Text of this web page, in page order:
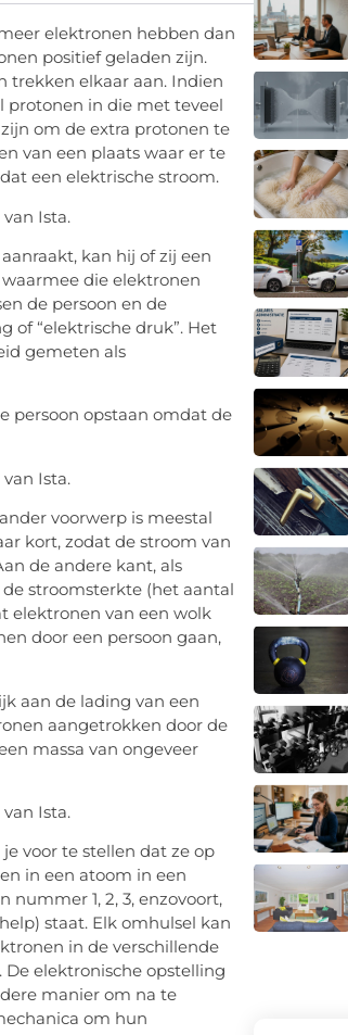
elektronen hebben dan
positief geladen zijn.
trekken elkaar aan. Indien
protonen in die met teveel
om de extra protonen te
van een plaats waar er te
een elektrische stroom.
Ista.
kan hij of zij een
die elektronen
de persoon en de
of “elektrische druk”. Het
gemeten als
persoon opstaan omdat de
Ista.
voorwerp is meestal
kort, zodat de stroom van
de andere kant, als
stroomsterkte (het aantal
elektronen van een wolk
door een persoon gaan,
aan de lading van een
aangetrokken door de
massa van ongeveer
Ista.
voor te stellen dat ze op
in een atoom in een
1, 2, 3, enzovoort,
staat. Elk omhulsel kan
in de verschillende
elektronische opstelling
manier om na te
om hun